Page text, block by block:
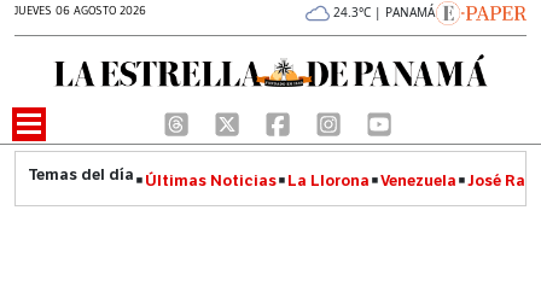
JUEVES 06 AGOSTO 2026 24.3°C | PANAMÁ
Últimas Noticias La Llorona Venezuela José